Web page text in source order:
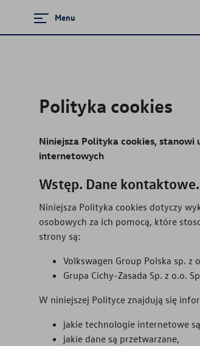
Menu
Promocje i aktualności
Modele osobowe
Dostępne od ręki
Konfigurator jazdy
Mapa i kontakt
Finansowanie
Ubezpieczenia
Gwarancja i ochrona
Polityka cookies
Niniejsza Polityka cookies, stanowi
internetowych
Wstęp. Dane kontaktowe.
Niniejsza Polityka cookies dotyczy
osobowych za ich pomocą, które
strony są:
Volkswagen Group Polska sp. z
Grupa Cichy-Zasada Sp. z o.o.
W niniejszej Polityce znajdują się
jakie technologie internetowe
jakie dane są przetwarzane,